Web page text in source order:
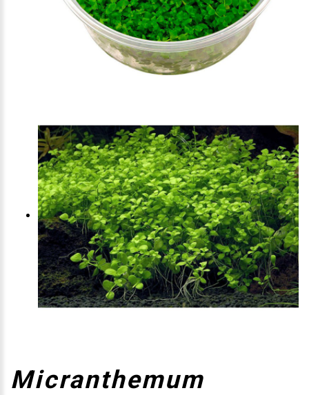
Micranthemum